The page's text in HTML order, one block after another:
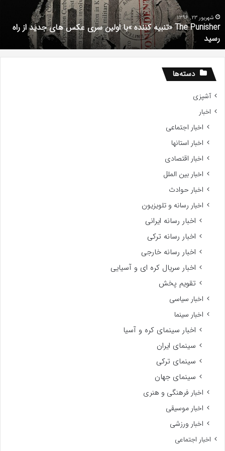
Gifted
2017شهریور 1, 1396
دانلود رایگان دوبله فارسی فیلم با استعداد Gifted 2017
دسته‌ها
آشپزی
اخبار
اخبار اجتماعی
اخبار استانها
اخبار اقتصادی
اخبار بین الملل
اخبار حوادث
اخبار رسانه و تلویزیون
اخبار رسانه ایرانی
اخبار رسانه ترکی
اخبار رسانه خارجی
اخبار سریال کره ای و آسیایی
تقویم پخش
اخبار سیاسی
اخبار سینما
اخبار سینمای کره و آسیا
سینمای ایران
سینمای ترکی
سینمای جهان
اخبار فرهنگی و هنری
اخبار موسیقی
اخبار ورزشی
اخبار اجتماعی